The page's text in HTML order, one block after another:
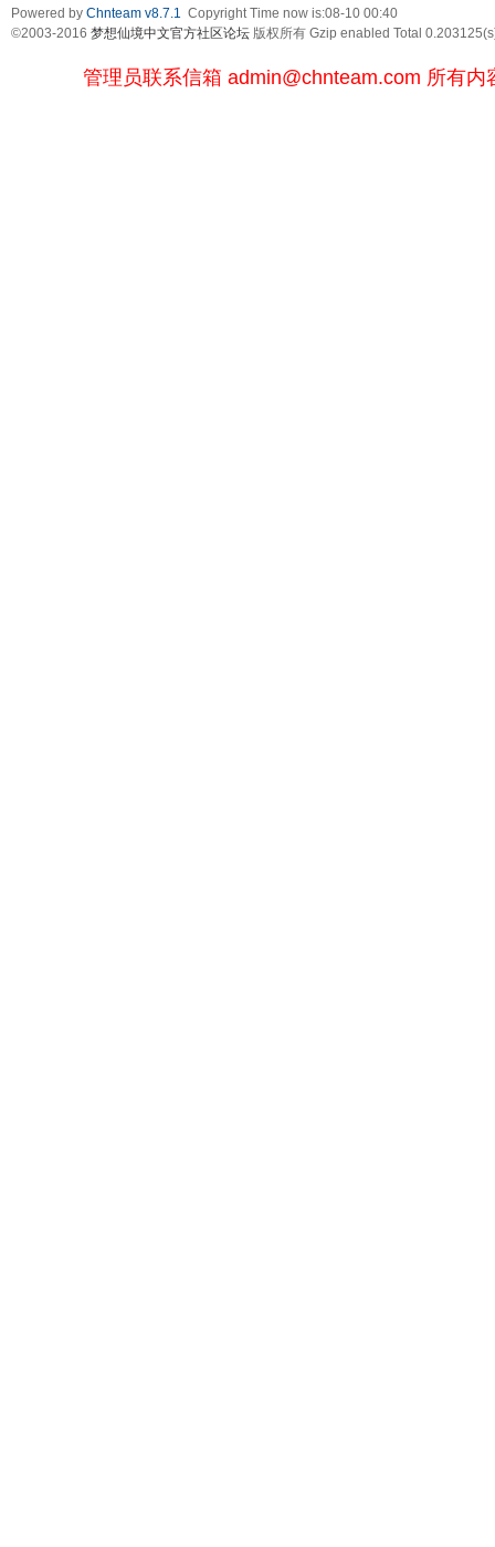
Powered by Chnteam v8.7.1 Copyright Time now is:08-10 00:40
©2003-2016 梦想仙境中文官方社区论坛 版权所有 Gzip enabled Total
管理员联系信箱 admin@chnteam.com 所有内